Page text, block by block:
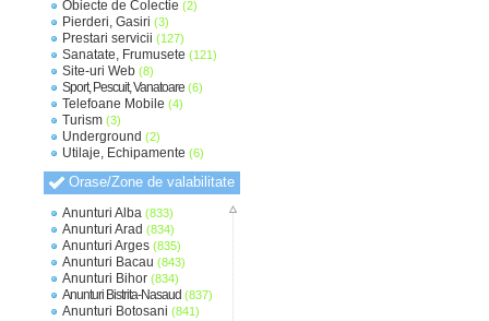
Obiecte de Colectie (2)
Pierderi, Gasiri (3)
Prestari servicii (127)
Sanatate, Frumusete (121)
Site-uri Web (8)
Sport, Pescuit, Vanatoare (6)
Telefoane Mobile (4)
Turism (3)
Underground (2)
Utilaje, Echipamente (6)
Orase/Zone de valabilitate
Anunturi Alba (833)
Anunturi Arad (834)
Anunturi Arges (835)
Anunturi Bacau (843)
Anunturi Bihor (834)
Anunturi Bistrita-Nasaud (837)
Anunturi Botosani (841)